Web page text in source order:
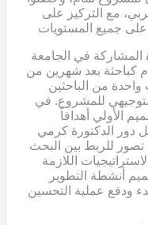
مع التركيز على
المشاركة في الجامعة
كباحثة بعد شهرين من
من الباحثين
للمشروع. في
الأولي أهدافاً
دور الدكتورة كرمي
للربط بين البحث
اللازمة
أنشطة التطوير
ودفع عملية التحسين